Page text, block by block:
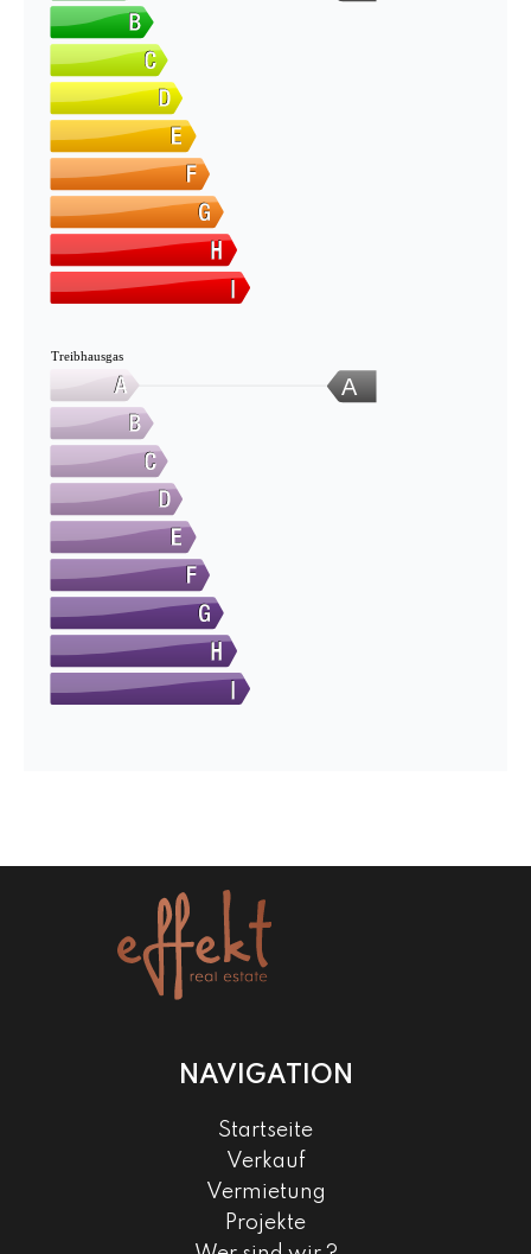
A
Treibhausgas
NAVIGATION
Startseite
Verkauf
Vermietung
Projekte